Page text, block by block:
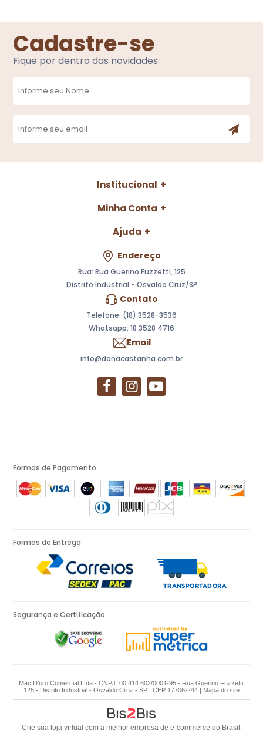
Cadastre-se
Fique por dentro das novidades
Institucional
Minha Conta
Ajuda
Endereço
Rua: Rua Guerino Fuzzetti, 125
Distrito Industrial - Osvaldo Cruz/SP
Contato
Telefone: (18) 3528-3536
Whatsapp: 18 3528 4716
Email
info@donacastanha.com.br
Formas de Pagamento
Formas de Entrega
Segurança e Certificação
Mac D'oro Comercial Ltda - CNPJ: 00.414.602/0001-95 - Rua Guerino Fuzzetti,
125 - Distrito Industrial - Osvaldo Cruz - SP | CEP 17706-244 | Mapa do site
Crie sua loja virtual com a melhor empresa de e-commerce do Brasil.